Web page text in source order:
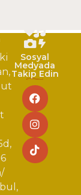
Sosyal
Medyada
Takip Edin